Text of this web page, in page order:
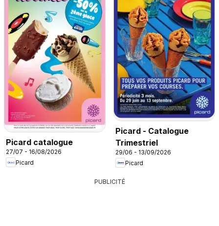
Picard catalogue
27/07 - 16/08/2026
Picard
Picard - Catalogue
Trimestriel
29/06 - 13/09/2026
Picard
PUBLICITÉ